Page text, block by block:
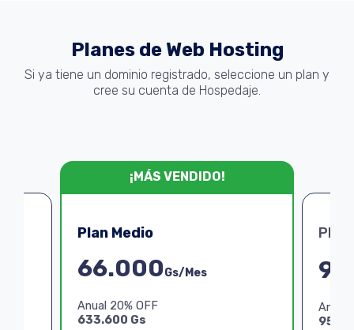
Planes de Web Hosting
Si ya tiene un dominio registrado, seleccione un plan y
cree su cuenta de Hospedaje.
¡MÁS VENDIDO!
Plan Medio
66.000Gs/Mes
Anual 20% OFF
633.600 Gs
Plan
Anual